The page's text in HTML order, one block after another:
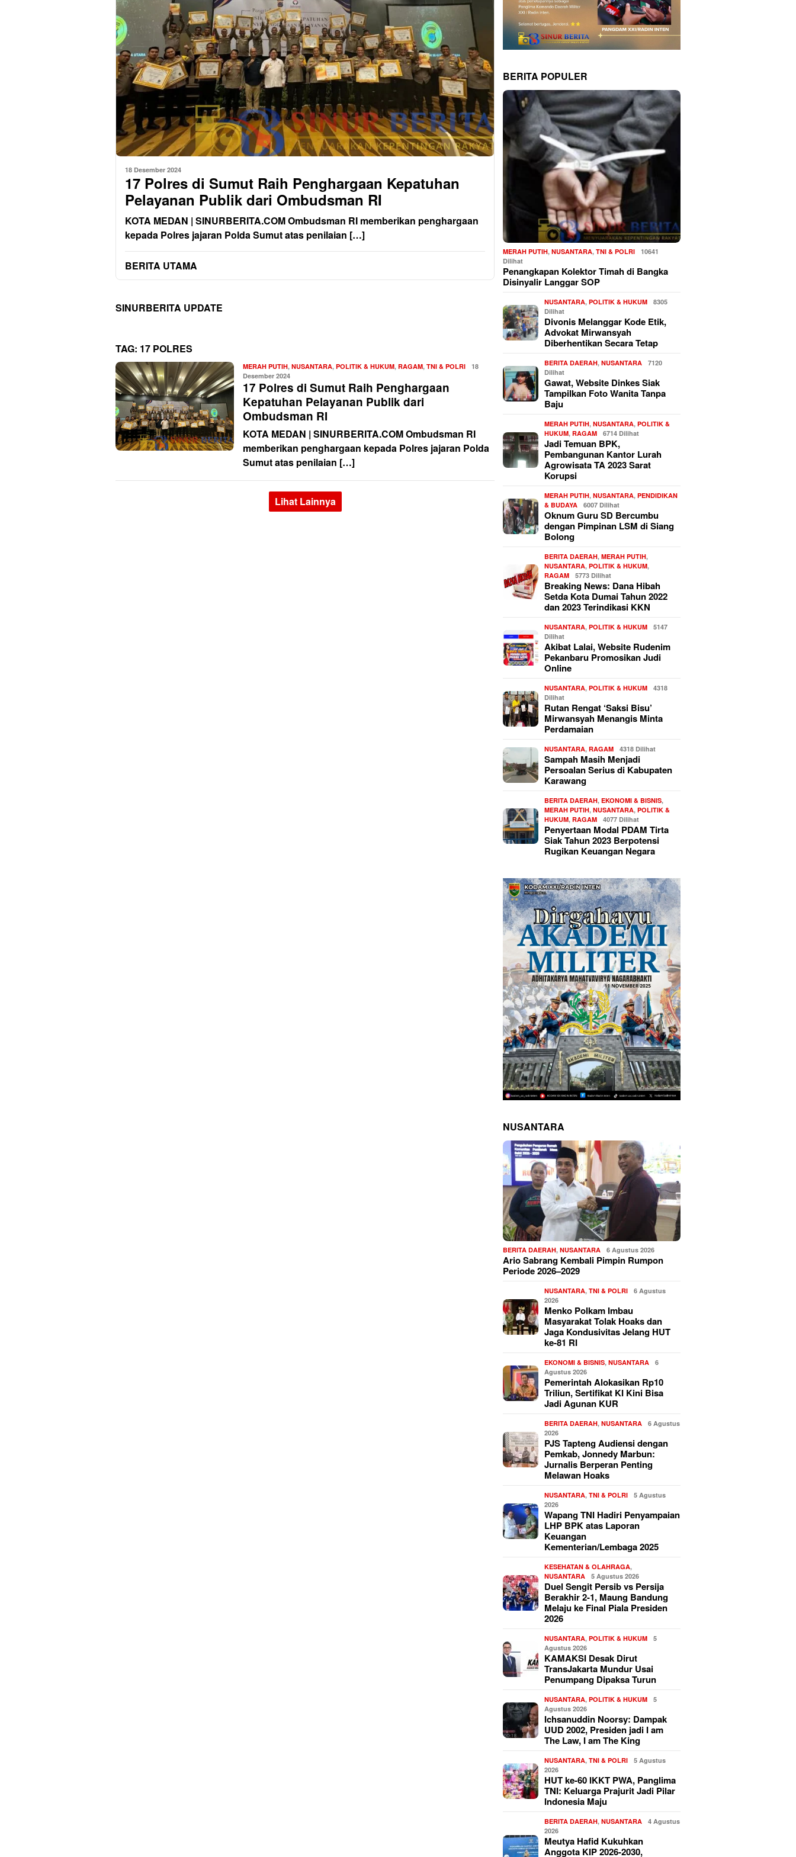
18 Desember 2024
17 Polres di Sumut Raih Penghargaan Kepatuhan
Pelayanan Publik dari Ombudsman RI
KOTA MEDAN | SINURBERITA.COM Ombudsman RI memberikan penghargaan
kepada Polres jajaran Polda Sumut atas penilaian […]
BERITA UTAMA
SINURBERITA UPDATE
TAG: 17 POLRES
MERAH PUTIH, NUSANTARA, POLITIK & HUKUM, RAGAM, TNI & POLRI Redaksi
18
Desember 2024
17 Polres di Sumut Raih Penghargaan
Kepatuhan Pelayanan Publik dari
Ombudsman RI
KOTA MEDAN | SINURBERITA.COM Ombudsman RI
memberikan penghargaan kepada Polres jajaran Polda
Sumut atas penilaian […]
Lihat Lainnya
BERITA POPULER
MERAH PUTIH,NUSANTARA,TNI & POLRI
10641
Dilihat
Penangkapan Kolektor Timah di Bangka
Disinyalir Langgar SOP
NUSANTARA,POLITIK & HUKUM
8305
Dilihat
Divonis Melanggar Kode Etik,
Advokat Mirwansyah
Diberhentikan Secara Tetap
BERITA DAERAH,NUSANTARA
7120
Dilihat
Gawat, Website Dinkes Siak
Tampilkan Foto Wanita Tanpa
Baju
MERAH PUTIH,NUSANTARA,POLITIK &
HUKUM,RAGAM 6714 Dilihat
Jadi Temuan BPK,
Pembangunan Kantor Lurah
Agrowisata TA 2023 Sarat
Korupsi
MERAH PUTIH,NUSANTARA,PENDIDIKAN
& BUDAYA
6007 Dilihat
Oknum Guru SD Bercumbu
dengan Pimpinan LSM di Siang
Bolong
BERITA DAERAH,MERAH PUTIH,
NUSANTARA,POLITIK & HUKUM,
RAGAM
5773 Dilihat
Breaking News: Dana Hibah
Setda Kota Dumai Tahun 2022
dan 2023 Terindikasi KKN
NUSANTARA,POLITIK & HUKUM
5147
Dilihat
Akibat Lalai, Website Rudenim
Pekanbaru Promosikan Judi
Online
NUSANTARA,POLITIK & HUKUM
4318
Dilihat
Rutan Rengat ‘Saksi Bisu’
Mirwansyah Menangis Minta
Perdamaian
NUSANTARA,RAGAM 4318 Dilihat
Sampah Masih Menjadi
Persoalan Serius di Kabupaten
Karawang
BERITA DAERAH,EKONOMI & BISNIS,
MERAH PUTIH,NUSANTARA,POLITIK &
HUKUM,RAGAM 4077 Dilihat
Penyertaan Modal PDAM Tirta
Siak Tahun 2023 Berpotensi
Rugikan Keuangan Negara
NUSANTARA
BERITA DAERAH,NUSANTARA 6 Agustus 2026
Ario Sabrang Kembali Pimpin Rumpon
Periode 2026–2029
NUSANTARA,TNI & POLRI
6 Agustus
2026
Menko Polkam Imbau
Masyarakat Tolak Hoaks dan
Jaga Kondusivitas Jelang HUT
ke-81 RI
EKONOMI & BISNIS,NUSANTARA
6
Agustus 2026
Pemerintah Alokasikan Rp10
Triliun, Sertifikat KI Kini Bisa
Jadi Agunan KUR
BERITA DAERAH,NUSANTARA
6 Agustus
2026
PJS Tapteng Audiensi dengan
Pemkab, Jonnedy Marbun:
Jurnalis Berperan Penting
Melawan Hoaks
NUSANTARA,TNI & POLRI
5 Agustus
2026
Wapang TNI Hadiri Penyampaian
LHP BPK atas Laporan
Keuangan
Kementerian/Lembaga 2025
KESEHATAN & OLAHRAGA,
NUSANTARA
5 Agustus 2026
Duel Sengit Persib vs Persija
Berakhir 2-1, Maung Bandung
Melaju ke Final Piala Presiden
2026
NUSANTARA,POLITIK & HUKUM
5
Agustus 2026
KAMAKSI Desak Dirut
TransJakarta Mundur Usai
Penumpang Dipaksa Turun
NUSANTARA,POLITIK & HUKUM
5
Agustus 2026
Ichsanuddin Noorsy: Dampak
UUD 2002, Presiden jadi I am
The Law, I am The King
NUSANTARA,TNI & POLRI
5 Agustus
2026
HUT ke-60 IKKT PWA, Panglima
TNI: Keluarga Prajurit Jadi Pilar
Indonesia Maju
BERITA DAERAH,NUSANTARA
4 Agustus
2026
Meutya Hafid Kukuhkan
Anggota KIP 2026-2030,